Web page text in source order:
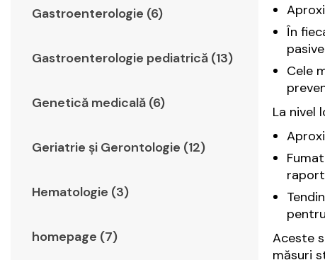
Gastroenterologie (6)
Gastroenterologie pediatrică (13)
Genetică medicală (6)
Geriatrie şi Gerontologie (12)
Hematologie (3)
homepage (7)
În
Cele
La nivel
Aceste
măsuri